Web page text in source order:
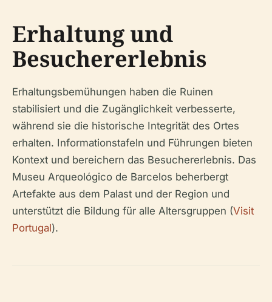
Erhaltung und
Besuchererlebnis
Erhaltungsbemühungen haben die Ruinen
stabilisiert und die Zugänglichkeit verbesserte,
während sie die historische Integrität des Ortes
erhalten. Informationstafeln und Führungen bieten
Kontext und bereichern das Besuchererlebnis. Das
Museu Arqueológico de Barcelos beherbergt
Artefakte aus dem Palast und der Region und
unterstützt die Bildung für alle Altersgruppen (Visit
Portugal).